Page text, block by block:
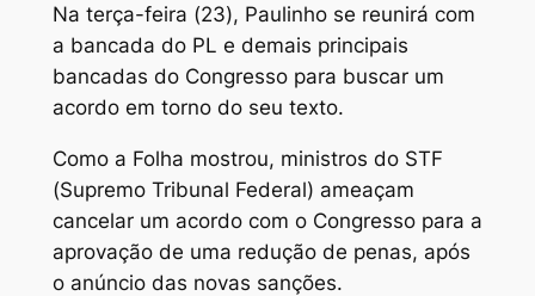
Na terça-feira (23), Paulinho se reunirá com
a bancada do PL e demais principais
bancadas do Congresso para buscar um
acordo em torno do seu texto.
Como a Folha mostrou, ministros do STF
(Supremo Tribunal Federal) ameaçam
cancelar um acordo com o Congresso para a
aprovação de uma redução de penas, após
o anúncio das novas sanções.